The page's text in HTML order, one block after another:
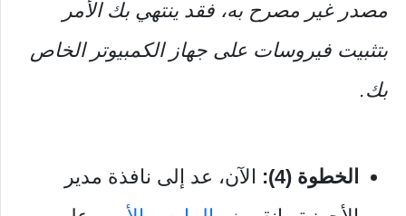
مصدر غير مصرح به، فقد ينتهي بك الأمر
بتثبيت فيروسات على جهاز الكمبيوتر الخاص
بك.
الخطوة (4):
الآن، عد إلى نافذة مدير